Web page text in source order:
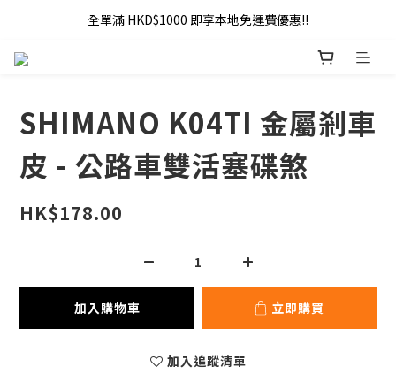
全單滿 HKD$1000 即享本地免運費優惠!!
全單滿 HKD$1000 即享本地免運費優惠!!
SHIMANO K04TI 金屬剎車
皮 - 公路車雙活塞碟煞
HK$178.00
加入購物車 立即購買
加入追蹤清單